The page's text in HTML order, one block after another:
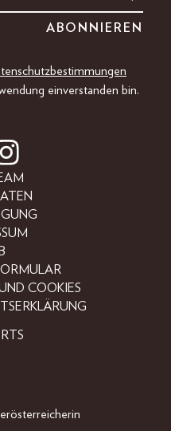
einverstanden bin.
COOKIES